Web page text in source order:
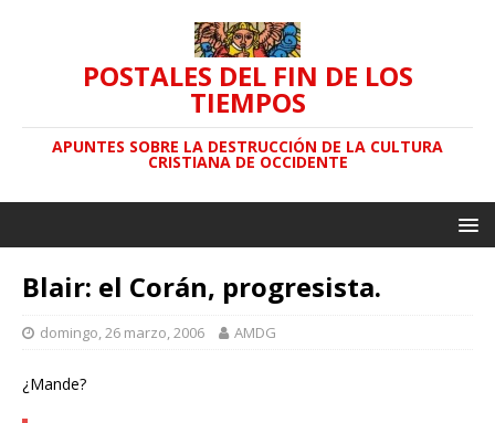
POSTALES DEL FIN DE LOS
TIEMPOS
APUNTES SOBRE LA DESTRUCCIÓN DE LA CULTURA
CRISTIANA DE OCCIDENTE
Blair: el Corán, progresista.
domingo, 26 marzo, 2006 AMDG
¿Mande?